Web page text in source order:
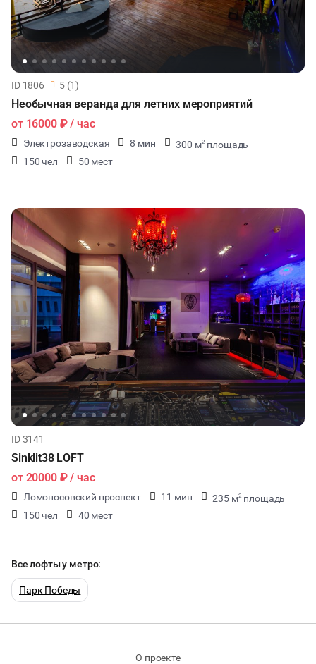
ID 1806 5 (1)
Необычная веранда для летних мероприятий
от 16000 ₽/ час
Электрозаводская 8 мин 300 м2 площадь
150 чел
50 мест
ID 3141
Sinklit38 LOFT
от 20000 ₽/ час
Ломоносовский проспект 11 мин 235 м2 площадь
150 чел
40 мест
Все лофты у метро:
Парк Победы
О проекте